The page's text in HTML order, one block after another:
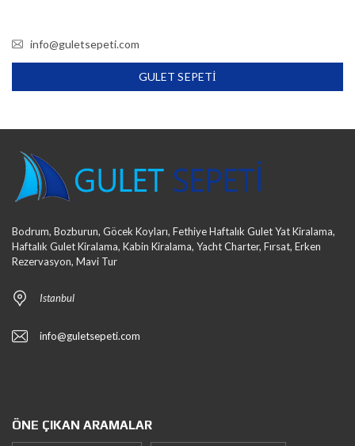
info@guletsepeti.com
GULET SEPETI
Bodrum, Bozburun, Göcek Koyları, Fethiye Haftalık Gulet Yat Kiralama,
Haftalık Gulet Kiralama, Kabin Kiralama, Yacht Charter, Fırsat, Erken
Rezervasyon, Mavi Tur
Istanbul
info@guletsepeti.com
ÖNE ÇIKAN ARAMALAR